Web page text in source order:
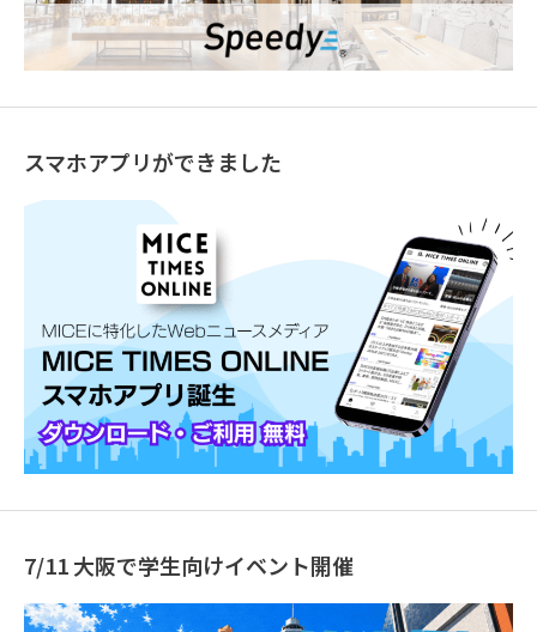
スマホアプリができました
7/11 大阪で学生向けイベント開催